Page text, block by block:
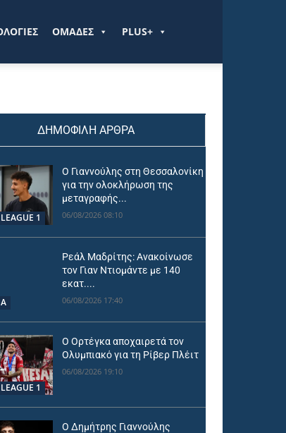
ΟΜΑΔΕΣ PLUS+
ΔΗΜΟΦΙΛΗ ΑΡΘΡΑ
1
Ο Γιαννούλης στη Θεσσαλονίκη
για την ολοκλήρωση της
μεταγραφής...
06/08/2026 08:10
Ρεάλ Μαδρίτης: Ανακοίνωσε
τον Γιαν Ντιομάντε με 140
εκατ....
06/08/2026 17:40
1
Ο Ορτέγκα αποχαιρετά τον
Ολυμπιακό για τη Ρίβερ Πλέιτ
06/08/2026 19:10
Ο Δημήτρης Γιαννούλης